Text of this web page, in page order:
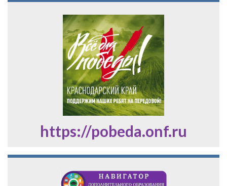
https://pobeda.onf.ru